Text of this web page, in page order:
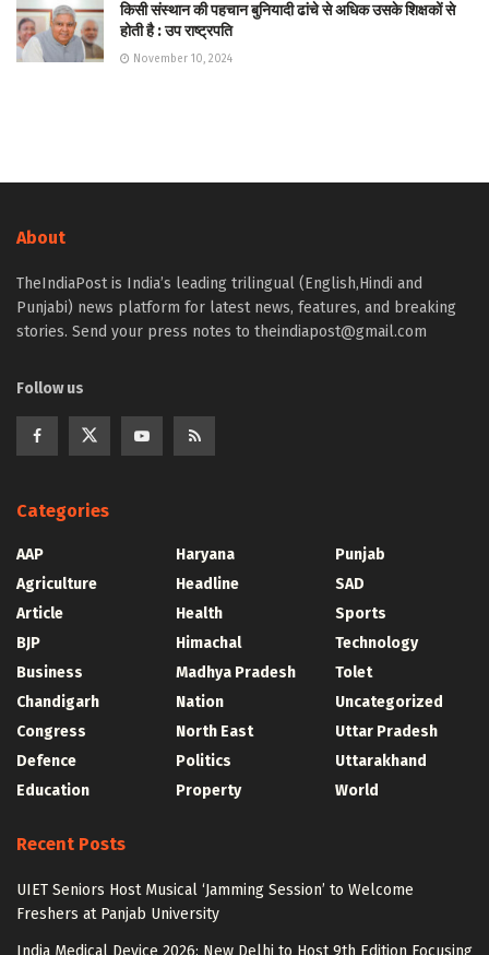
किसी संस्थान की पहचान बुनियादी ढांचे से अधिक उसके शिक्षकों से
होती है : उप राष्ट्रपति
November 10, 2024
About
TheIndiaPost is India’s leading trilingual (English,Hindi and
Punjabi) news platform for latest news, features, and breaking
stories. Send your press notes to theindiapost@gmail.com
Follow us
Categories
AAP
Agriculture
Article
BJP
Business
Chandigarh
Congress
Defence
Education
Haryana
Headline
Health
Himachal
Madhya Pradesh
Nation
North East
Politics
Property
Punjab
SAD
Sports
Technology
Tolet
Uncategorized
Uttar Pradesh
Uttarakhand
World
Recent Posts
UIET Seniors Host Musical ‘Jamming Session’ to Welcome
Freshers at Panjab University